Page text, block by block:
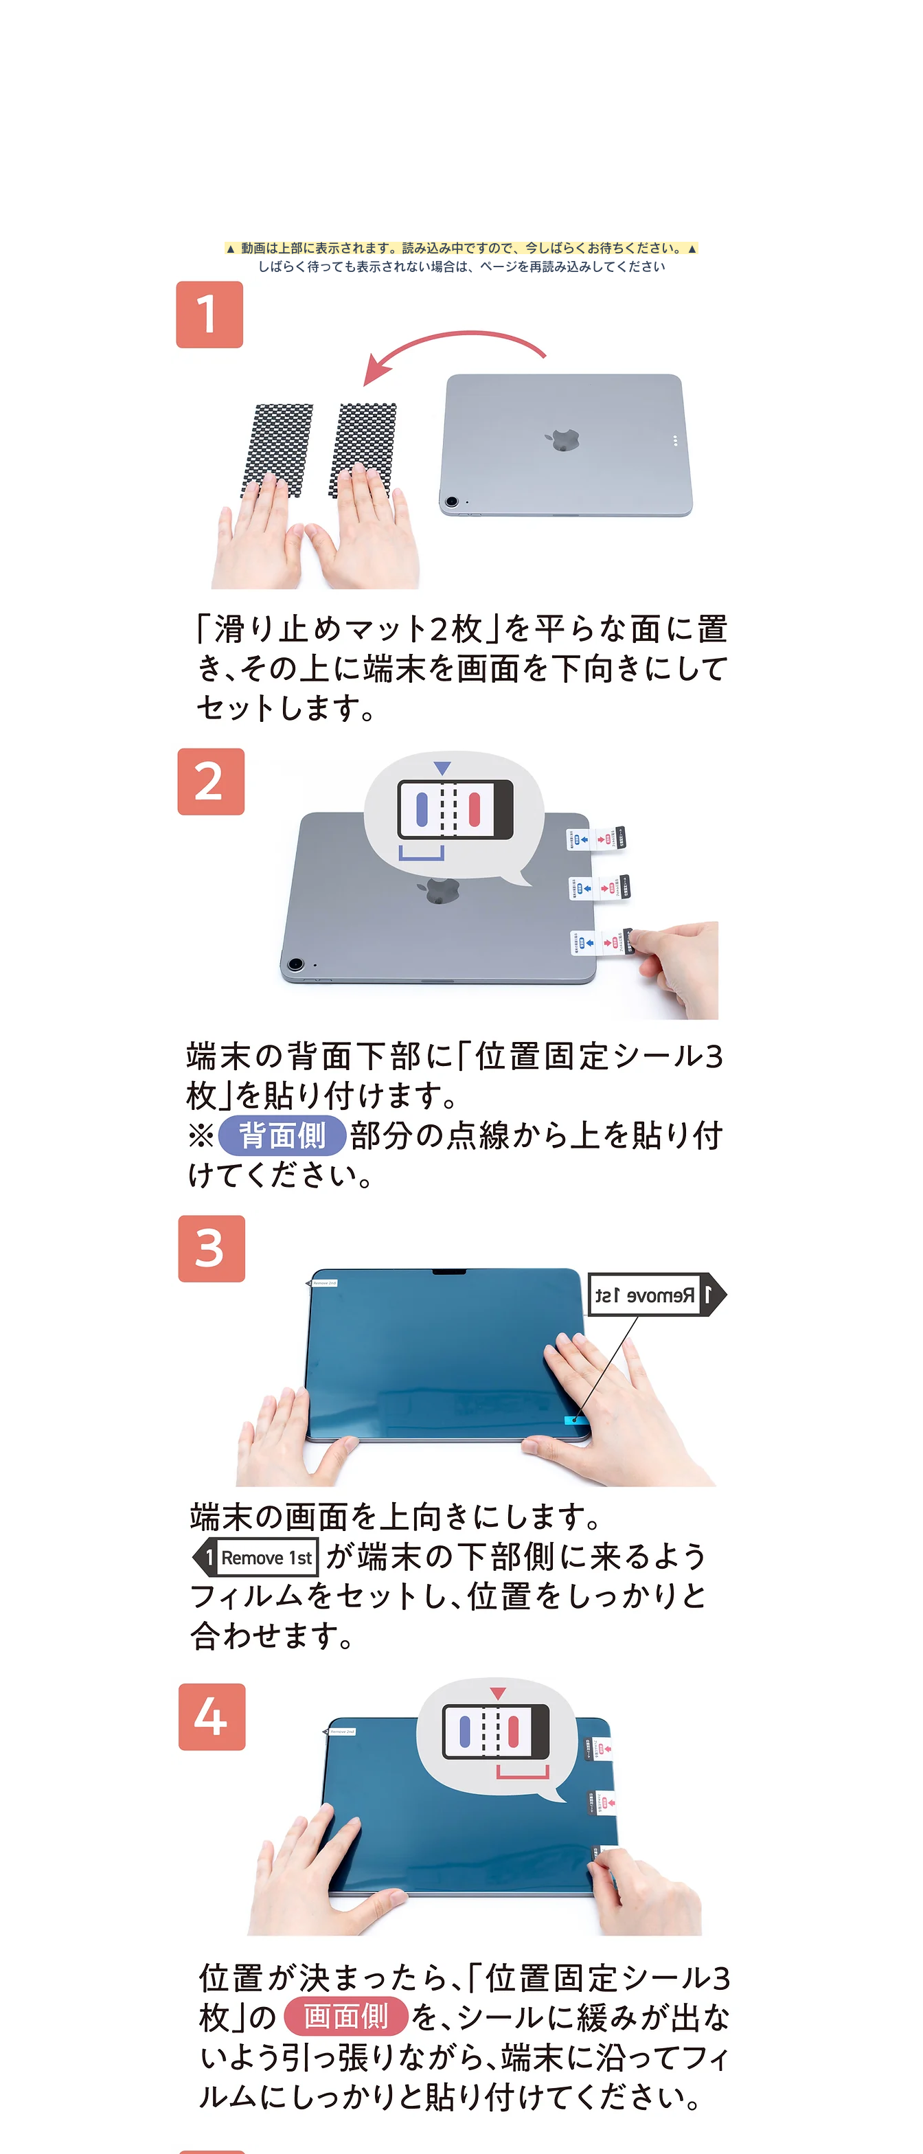
▲ 動画は上部に表示されます。読み込み中ですので、今しばらくお待ちください。▲
しばらく待っても表示されない場合は、ページを再読み込みしてください